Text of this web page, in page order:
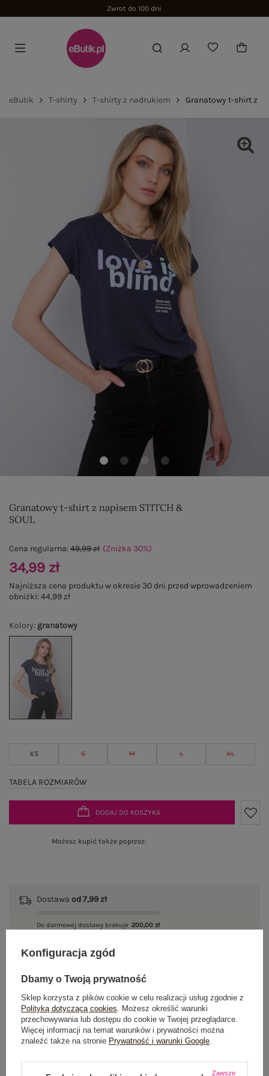
Zwrot do 100 dni
eButik T-shirty T-shirty z nadrukiem Granatowy t-shirt z
Granatowy t-shirt z napisem STITCH &
SOUL
Kolory: granatowy
XS S M L XL
TABELA ROZMIARÓW
Cena regularna:49,99 zł (Zniżka 30%)
34,99 zł
Najniższa cena produktu w okresie 30 dni przed wprowadzeniem
obniżki:44,99 zł
DODAJ DO KOSZYKA
Możesz kupić także poprzez:
Dostawa od 7,99 zł
Do darmowej dostawy brakuje 200,00 zł
Wysyłka w poniedziałek
OPIS PRODUKTU
Konfiguracja zgód
Dbamy o Twoją prywatność
Sklep korzysta z plików cookie w celu realizacji usług zgodnie z
Polityką dotyczącą cookies. Możesz określić warunki
przechowywania lub dostępu do cookie w Twojej przeglądarce.
Więcej informacji na temat warunków i prywatności można
znaleźć także na stronie Prywatność i warunki Google.
Zawsze